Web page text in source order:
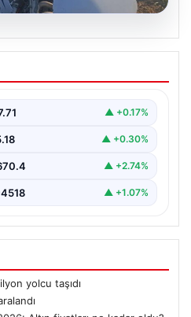
Pilot yaralandı
▲ +0.17%
▲ +0.30%
▲ +2.74%
▲ +1.07%
yolcu taşıdı